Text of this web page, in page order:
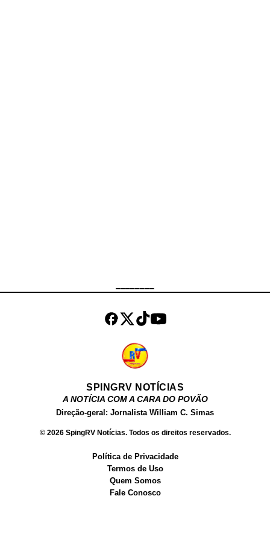
atualmente tem 15 anos. Em
setembro de 2020, Kylin Kalani
tinha mais de meio milhão de
seguidores ...
SPINGRV NOTÍCIAS
A NOTÍCIA COM A CARA DO POVÃO
Direção-geral: Jornalista William C. Simas
© 2026 SpingRV Notícias. Todos os direitos reservados.
Política de Privacidade
Termos de Uso
Quem Somos
Fale Conosco